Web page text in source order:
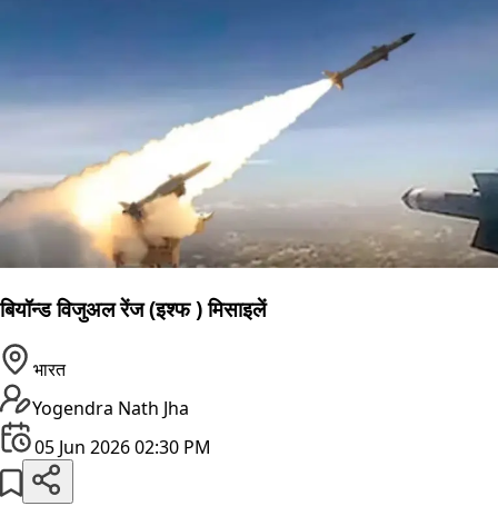
बियॉन्ड विजुअल रेंज (इश्फ ) मिसाइलें
भारत
Yogendra Nath Jha
05 Jun 2026 02:30 PM